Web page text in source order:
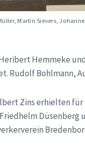
Martin Sievers,
Hemmeke
Rudolf Bohlmann,
Zins erhielten